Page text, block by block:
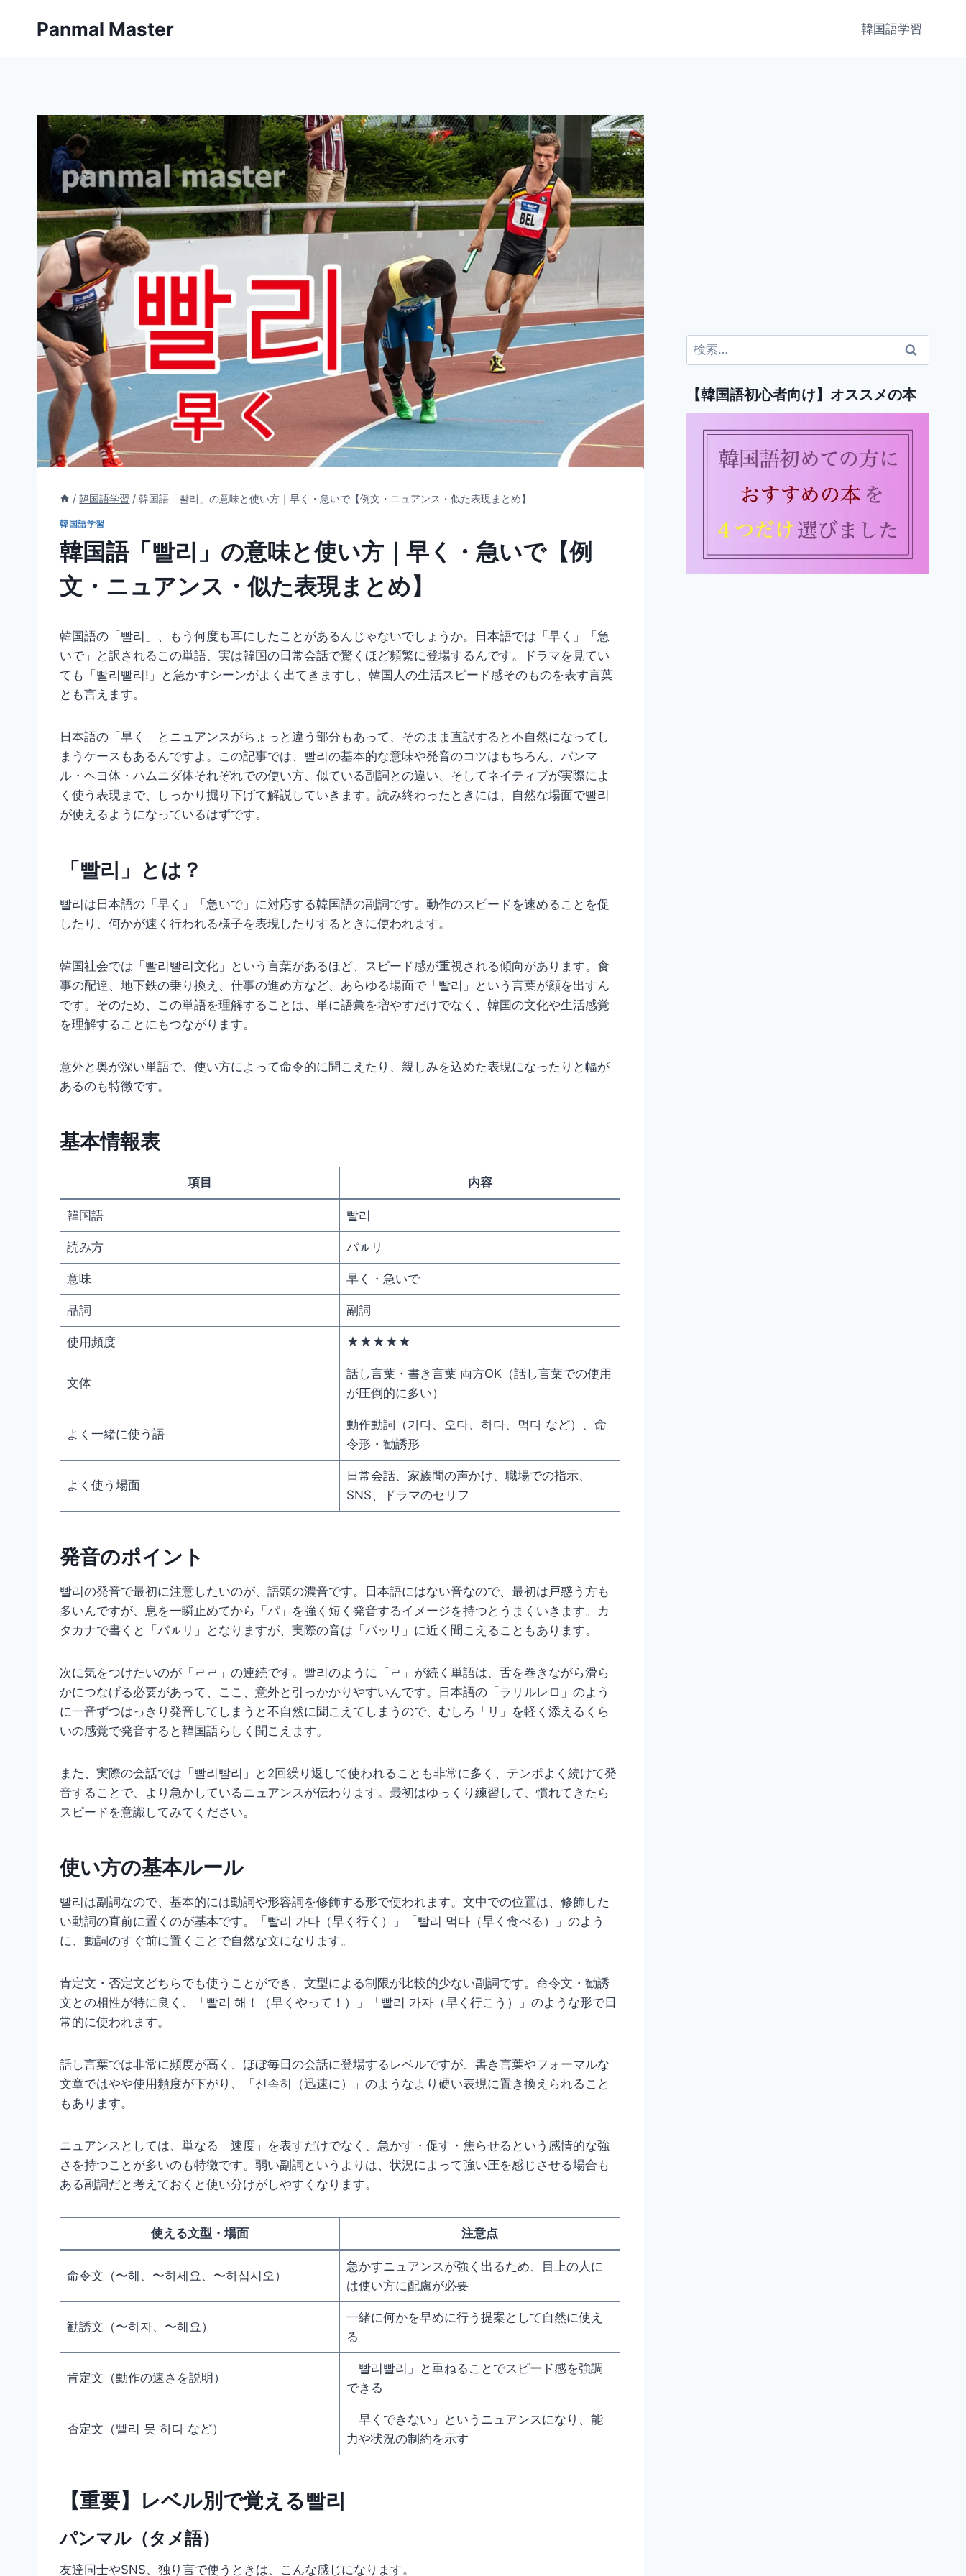
Panmal Master 韓国語学習
/ 韓国語学習 / 韓国語「빨리」の意味と使い方｜早く・急いで【例文・ニュアンス・似た表現まとめ】
韓国語学習
韓国語「빨리」の意味と使い方｜早く・急いで【例
文・ニュアンス・似た表現まとめ】
韓国語の「빨리」、もう何度も耳にしたことがあるんじゃないでしょうか。日本語では「早く」「急
いで」と訳されるこの単語、実は韓国の日常会話で驚くほど頻繁に登場するんです。ドラマを見てい
ても「빨리빨리!」と急かすシーンがよく出てきますし、韓国人の生活スピード感そのものを表す言葉
とも言えます。
日本語の「早く」とニュアンスがちょっと違う部分もあって、そのまま直訳すると不自然になってし
まうケースもあるんですよ。この記事では、빨리の基本的な意味や発音のコツはもちろん、パンマ
ル・ヘヨ体・ハムニダ体それぞれでの使い方、似ている副詞との違い、そしてネイティブが実際によ
く使う表現まで、しっかり掘り下げて解説していきます。読み終わったときには、自然な場面で빨리
が使えるようになっているはずです。
「빨리」とは？
빨리は日本語の「早く」「急いで」に対応する韓国語の副詞です。動作のスピードを速めることを促
したり、何かが速く行われる様子を表現したりするときに使われます。
韓国社会では「빨리빨리文化」という言葉があるほど、スピード感が重視される傾向があります。食
事の配達、地下鉄の乗り換え、仕事の進め方など、あらゆる場面で「빨리」という言葉が顔を出すん
です。そのため、この単語を理解することは、単に語彙を増やすだけでなく、韓国の文化や生活感覚
を理解することにもつながります。
意外と奥が深い単語で、使い方によって命令的に聞こえたり、親しみを込めた表現になったりと幅が
あるのも特徴です。
基本情報表
項目 内容
韓国語 빨리
読み方 パㇽリ
意味 早く・急いで
品詞 副詞
使用頻度 ★★★★★
文体
話し言葉・書き言葉 両方OK（話し言葉での使用
が圧倒的に多い）
よく一緒に使う語
動作動詞（가다、오다、하다、먹다 など）、命
令形・勧誘形
よく使う場面
日常会話、家族間の声かけ、職場での指示、
SNS、ドラマのセリフ
発音のポイント
빨리の発音で最初に注意したいのが、語頭の濃音です。日本語にはない音なので、最初は戸惑う方も
多いんですが、息を一瞬止めてから「パ」を強く短く発音するイメージを持つとうまくいきます。カ
タカナで書くと「パㇽリ」となりますが、実際の音は「パッリ」に近く聞こえることもあります。
次に気をつけたいのが「ㄹㄹ」の連続です。빨리のように「ㄹ」が続く単語は、舌を巻きながら滑ら
かにつなげる必要があって、ここ、意外と引っかかりやすいんです。日本語の「ラリルレロ」のよう
に一音ずつはっきり発音してしまうと不自然に聞こえてしまうので、むしろ「リ」を軽く添えるくら
いの感覚で発音すると韓国語らしく聞こえます。
また、実際の会話では「빨리빨리」と2回繰り返して使われることも非常に多く、テンポよく続けて発
音することで、より急かしているニュアンスが伝わります。最初はゆっくり練習して、慣れてきたら
スピードを意識してみてください。
使い方の基本ルール
빨리は副詞なので、基本的には動詞や形容詞を修飾する形で使われます。文中での位置は、修飾した
い動詞の直前に置くのが基本です。「빨리 가다（早く行く）」「빨리 먹다（早く食べる）」のよう
に、動詞のすぐ前に置くことで自然な文になります。
肯定文・否定文どちらでも使うことができ、文型による制限が比較的少ない副詞です。命令文・勧誘
文との相性が特に良く、「빨리 해！（早くやって！）」「빨리 가자（早く行こう）」のような形で日
常的に使われます。
話し言葉では非常に頻度が高く、ほぼ毎日の会話に登場するレベルですが、書き言葉やフォーマルな
文章ではやや使用頻度が下がり、「신속히（迅速に）」のようなより硬い表現に置き換えられること
もあります。
ニュアンスとしては、単なる「速度」を表すだけでなく、急かす・促す・焦らせるという感情的な強
さを持つことが多いのも特徴です。弱い副詞というよりは、状況によって強い圧を感じさせる場合も
ある副詞だと考えておくと使い分けがしやすくなります。
使える文型・場面 注意点
命令文（〜해、〜하세요、〜하십시오）
急かすニュアンスが強く出るため、目上の人に
は使い方に配慮が必要
勧誘文（〜하자、〜해요）
一緒に何かを早めに行う提案として自然に使え
る
肯定文（動作の速さを説明）
「빨리빨리」と重ねることでスピード感を強調
できる
否定文（빨리 못 하다 など）
「早くできない」というニュアンスになり、能
力や状況の制約を示す
【重要】レベル別で覚える빨리
パンマル（タメ語）
友達同士やSNS、独り言で使うときは、こんな感じになります。
検
索:
【韓国語初心者向け】オススメの本